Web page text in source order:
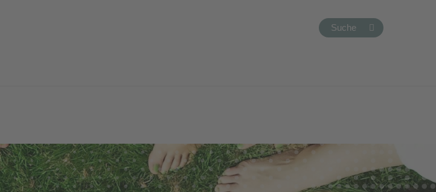
Suche